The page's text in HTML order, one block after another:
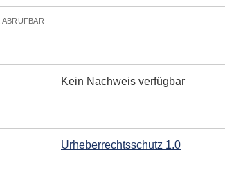
Kein Nachweis verfügbar
Urheberrechtsschutz 1.0